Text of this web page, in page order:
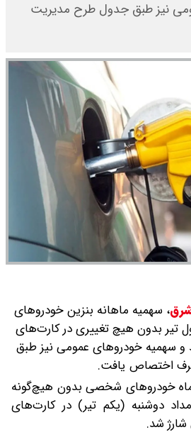
نیز طبق جدول طرح مدیریت
، سهمیه ماهانه بنزین خودرو‌های
تیر بدون هیچ تغییری در کارت‌های
سهمیه خودرو‌های عمومی نیز طبق
اختصاص یافت.
خودرو‌های شخصی بدون هیچ‌گونه
دوشنبه (یکم تیر) در کارت‌های
شد.